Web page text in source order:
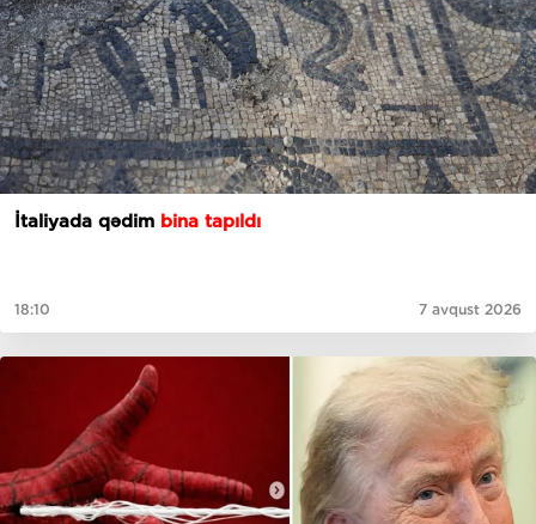
İtaliyada qədim bina tapıldı
18:10 7 avqust 2026